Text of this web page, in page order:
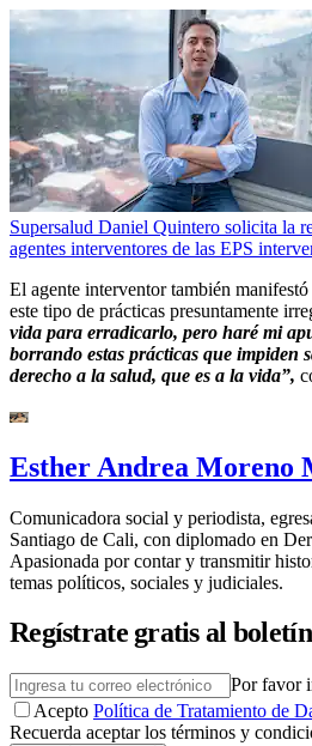
Supersalud Daniel Quintero solicita la
agentes interventores de las EPS
El agente interventor también
este tipo de prácticas presuntamente
vida para erradicarlo, pero haré mi
borrando estas prácticas que impiden
derecho a la salud, que es a la vida”,
Esther Andrea Moreno
Comunicadora social y periodista,
Santiago de Cali, con diplomado en
Apasionada por contar y transmitir
temas políticos, sociales y judiciales.
Regístrate gratis al
Por favor
Acepto Política de Tratamiento de
Recuerda aceptar los términos y